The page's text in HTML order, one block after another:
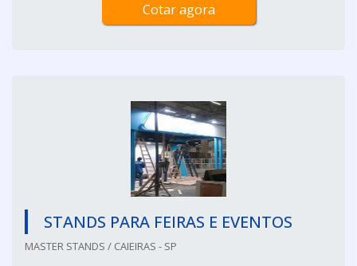
Cotar agora
STANDS PARA FEIRAS E EVENTOS
MASTER STANDS / CAIEIRAS - SP